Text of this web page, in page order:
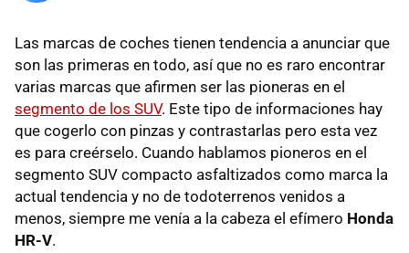
Las marcas de coches tienen tendencia a anunciar que
son las primeras en todo, así que no es raro encontrar
varias marcas que afirmen ser las pioneras en el
segmento de los SUV. Este tipo de informaciones hay
que cogerlo con pinzas y contrastarlas pero esta vez
es para creérselo. Cuando hablamos pioneros en el
segmento SUV compacto asfaltizados como marca la
actual tendencia y no de todoterrenos venidos a
menos, siempre me venía a la cabeza el efímero Honda
HR-V.